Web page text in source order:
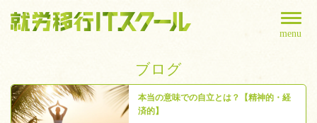
menu
ブログ
本当の意味での自立とは？【精神的・経
済的】